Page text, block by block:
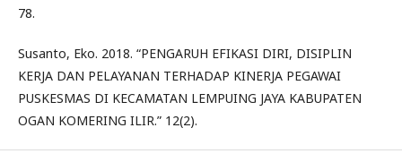
78.
Susanto, Eko. 2018. “PENGARUH EFIKASI DIRI, DISIPLIN
KERJA DAN PELAYANAN TERHADAP KINERJA PEGAWAI
PUSKESMAS DI KECAMATAN LEMPUING JAYA KABUPATEN
OGAN KOMERING ILIR.” 12(2).